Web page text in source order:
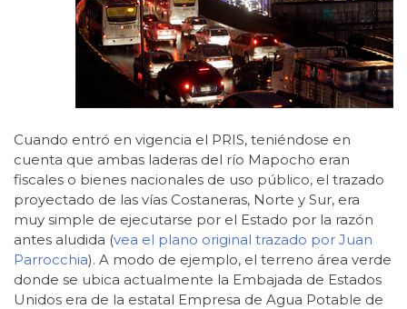
Cuando entró en vigencia el PRIS, teniéndose en
cuenta que ambas laderas del río Mapocho eran
fiscales o bienes nacionales de uso público, el trazado
proyectado de las vías Costaneras, Norte y Sur, era
muy simple de ejecutarse por el Estado por la razón
antes aludida (vea el plano original trazado por Juan
Parrocchia). A modo de ejemplo, el terreno área verde
donde se ubica actualmente la Embajada de Estados
Unidos era de la estatal Empresa de Agua Potable de